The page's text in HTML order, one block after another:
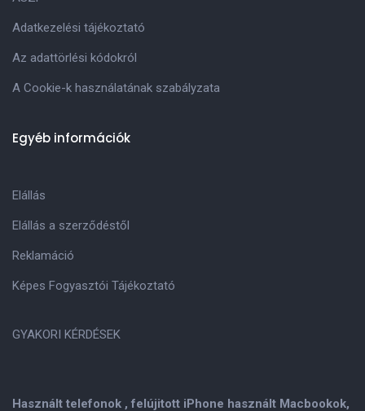
Használt telefonok , felújitott iPhone használt Macbookok,
Adatkezelési tájékoztató
Az adattörlési kódokról
A Cookie-k használatának szabályzata
Egyéb információk
Elállás
Elállás a szerződéstől
Reklamáció
Képes Fogyasztói Tájékoztató
GYAKORI KÉRDÉSEK